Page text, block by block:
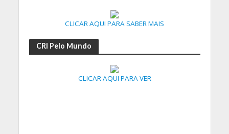
CLICAR AQUI PARA SABER MAIS
CRI Pelo Mundo
CLICAR AQUI PARA VER